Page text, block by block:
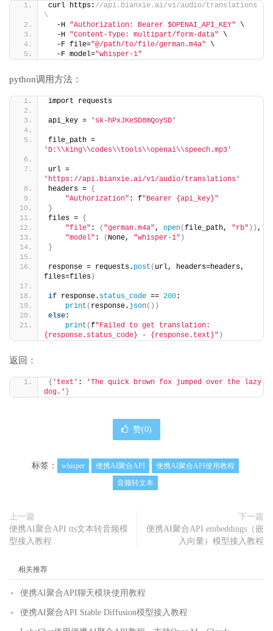
curl https: //api.bianxie.ai/v1/audio/translations
\
  -H
"Authorization: Bearer $OPENAI_API_KEY" \
  -H
"Content-Type: multipart/form-data" \
  -F file=
"@/path/to/file/german.m4a" \
  -F model=
"whisper-1"
python调用方法：
import requests
api_key = 'sk-hPxJKeSD8mQoySD'
'D:\\king\\codes\\tools\\openai\\speech.mp3'
'https://api.bianxie.ai/v1/audio/translations'
headers = {
"Authorization" : f"Bearer {api_key}"
}
files = {
"file" : ( "german.m4a" , open(file_path, "rb" )) ,
"model" : ( None, "whisper-1" )
}
response = requests. post ( url, headers=headers,
files=files)
if response. status_code == 200:
print ( response. json())
else:
print (f"Failed to get translation:
{response.status_code} - {response.text}" )
返回：
{ 'text' :
'The quick brown fox jumped over the lazy
dog.' }
赞(0)
标签： whisper 便携AI聚合API
便携AI聚合API使用教程
音频转文本
上一篇
便携AI聚合API tts文本转音频模
型接入教程
下一篇
便携AI聚合API embeddings（嵌
入向量）模型接入教程
相关推荐
便携AI聚合API聊天模块使用教程
便携AI聚合API Stable Diffusion模型接入教程